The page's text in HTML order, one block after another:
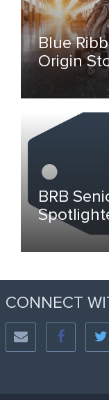
Blue
Origin
BRB
CONNECT